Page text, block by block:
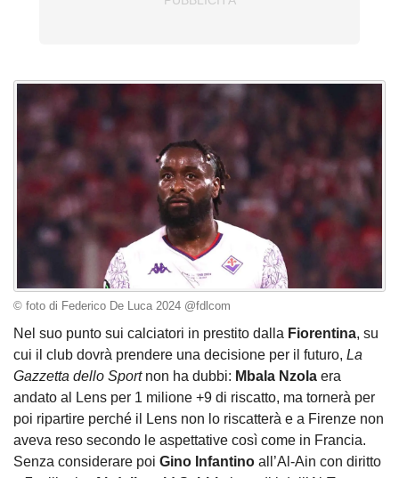
© foto di Federico De Luca 2024 @fdlcom
Nel suo punto sui calciatori in prestito dalla Fiorentina, su
cui il club dovrà prendere una decisione per il futuro, La
Gazzetta dello Sportnon ha dubbi: Mbala Nzola era
andato al Lens per 1 milione +9 di riscatto, ma tornerà per
poi ripartire perché il Lens non lo riscatterà e a Firenze non
aveva reso secondo le aspettative così come in Francia.
Senza considerare poi Gino Infantino all’Al-Ain con diritto